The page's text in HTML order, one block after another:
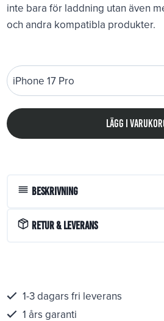
inte bara för laddning utan även
och andra kompatibla produkter.
Lägg i
Beskrivning
Retur & Leverans
1-3 dagars fri leverans
1 års garanti